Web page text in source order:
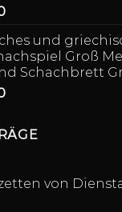
und
Groß
Schachbrett
von